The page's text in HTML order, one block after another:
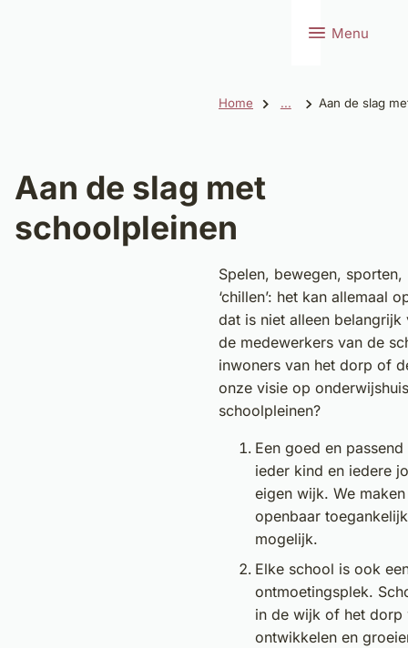
Menu
Home ... Aan de slag
Aan de slag met
schoolpleinen
Spelen, bewegen,
‘chillen’: het kan allemaal
dat is niet alleen
de medewerkers van de
inwoners van het dorp of
onze visie op
schoolpleinen?
Een goed en
ieder kind en iedere
eigen wijk. We
openbaar
mogelijk.
Elke school is ook
ontmoetingsplek.
in de wijk of het dorp
ontwikkelen en